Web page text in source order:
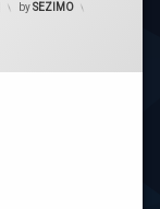
bySEZIMO